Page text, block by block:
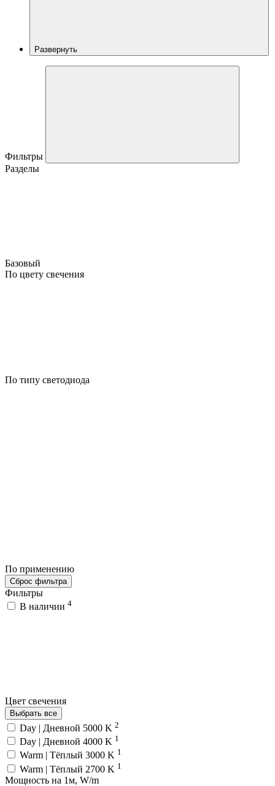
Развернуть
Фильтры
Разделы
Базовый
По цвету свечения
По типу светодиода
По применению
Сброс фильтра
Фильтры
В наличии 4
Цвет свечения
Выбрать все
Day | Дневной 5000 K 2
Day | Дневной 4000 K 1
Warm | Тёплый 3000 K 1
Warm | Тёплый 2700 K 1
Мощность на 1м, W/m